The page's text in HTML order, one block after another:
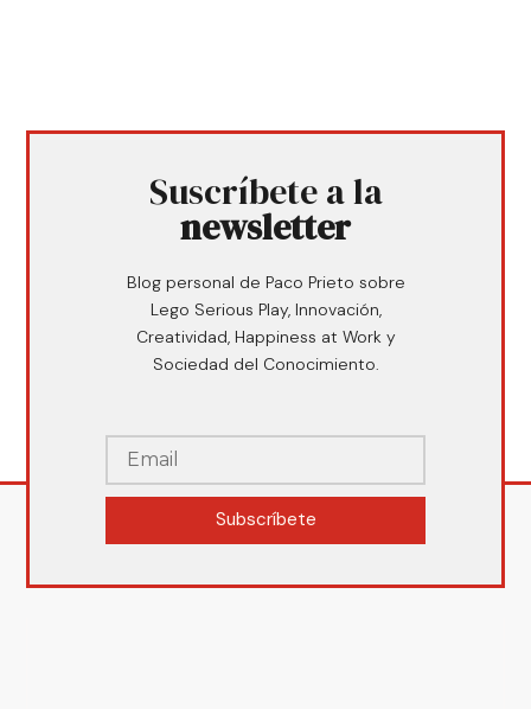
Suscríbete a la
newsletter
Blog personal de Paco Prieto sobre
Lego Serious Play, Innovación,
Creatividad, Happiness at Work y
Sociedad del Conocimiento.
Subscríbete